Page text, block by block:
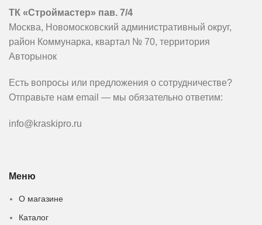
ТК «Строймастер» пав. 7/4
Москва, Новомосковский административный округ,
район Коммунарка, квартал № 70, территория
Авторынок
Есть вопросы или предложения о сотрудничестве?
Отправьте нам email — мы обязательно ответим:
info@kraskipro.ru
Меню
О магазине
Каталог